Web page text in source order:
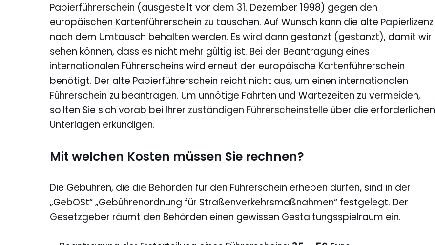
Papierführerschein (ausgestellt vor dem 31. Dezember 1998) gegen den
europäischen Kartenführerschein zu tauschen. Auf Wunsch kann die alte Papierlizenz
nach dem Umtausch behalten werden. Es wird dann gestanzt (gestanzt), damit wir
sehen können, dass es nicht mehr gültig ist. Bei der Beantragung eines
internationalen Führerscheins wird erneut der europäische Kartenführerschein
benötigt. Der alte Papierführerschein reicht nicht aus, um einen internationalen
Führerschein zu beantragen. Um unnötige Fahrten und Wartezeiten zu vermeiden,
sollten Sie sich vorab bei Ihrer zuständigen Führerscheinstelle über die erforderlichen
Unterlagen erkundigen.
Mit welchen Kosten müssen Sie rechnen?
Die Gebühren, die die Behörden für den Führerschein erheben dürfen, sind in der
„GebOSt“ „Gebührenordnung für Straßenverkehrsmaßnahmen“ festgelegt. Der
Gesetzgeber räumt den Behörden einen gewissen Gestaltungsspielraum ein.